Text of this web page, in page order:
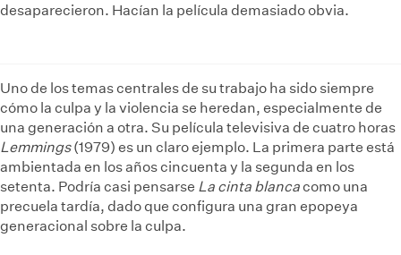
desaparecieron. Hacían la película demasiado obvia.
Uno de los temas centrales de su trabajo ha sido siempre
cómo la culpa y la violencia se heredan, especialmente de
una generación a otra. Su película televisiva de cuatro horas
Lemmings(1979) es un claro ejemplo. La primera parte está
ambientada en los años cincuenta y la segunda en los
setenta. Podría casi pensarse La cinta blancacomo una
precuela tardía, dado que configura una gran epopeya
generacional sobre la culpa.